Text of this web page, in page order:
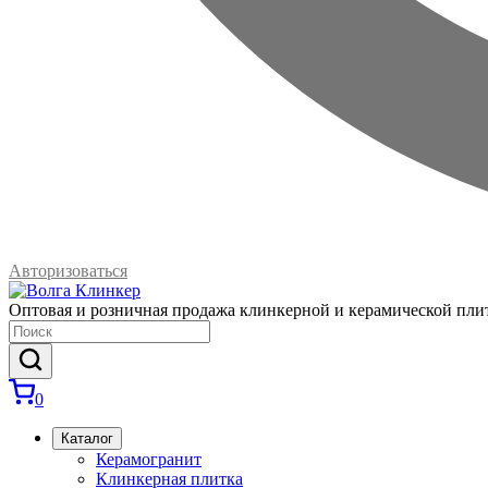
Авторизоваться
Оптовая и розничная продажа клинкерной и керамической
0
Каталог
Керамогранит
Клинкерная плитка